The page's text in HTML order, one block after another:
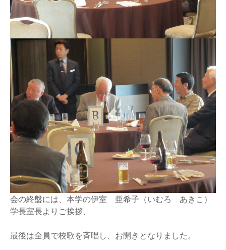
会の終盤には、本学の伊室 亜希子（いむろ あきこ）
学長室長よりご挨拶、
最後は全員で校歌を斉唱し、お開きとなりました。